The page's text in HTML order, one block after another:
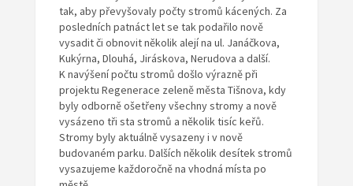
tak, aby převyšovaly počty stromů kácených. Za
posledních patnáct let se tak podařilo nově
vysadit či obnovit několik alejí na ul. Janáčkova,
Kukýrna, Dlouhá, Jiráskova, Nerudova a další.
K navýšení počtu stromů došlo výrazně při
projektu Regenerace zeleně města Tišnova, kdy
byly odborně ošetřeny všechny stromy a nově
vysázeno tři sta stromů a několik tisíc keřů.
Stromy byly aktuálně vysazeny i v nově
budovaném parku. Dalších několik desítek stromů
vysazujeme každoročně na vhodná místa po